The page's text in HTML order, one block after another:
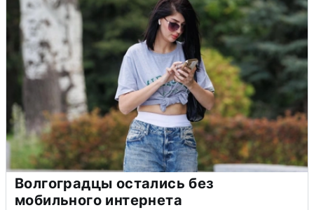
Волгоградцы остались без
мобильного интернета